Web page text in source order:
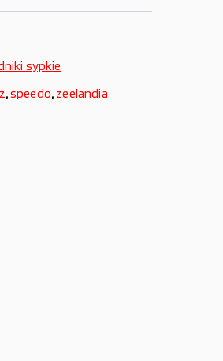
sypkie
,speedo, zeelandia